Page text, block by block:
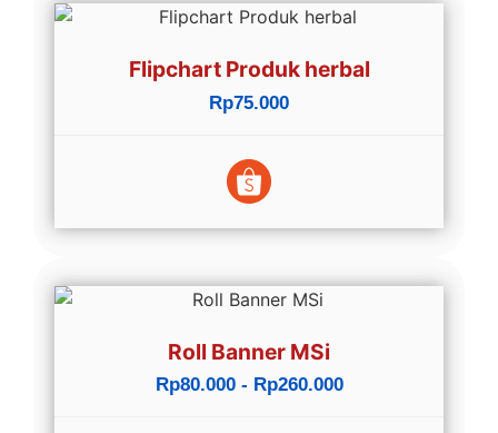
Flipchart Produk herbal
Rp75.000
Roll Banner MSi
Rp80.000 - Rp260.000